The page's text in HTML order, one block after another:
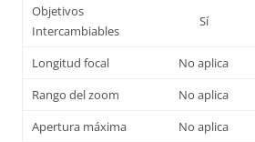
Objetivos
Intercambiables
Sí
Longitud focal No aplica
Rango del zoom
No aplica
Apertura máxima
No aplica